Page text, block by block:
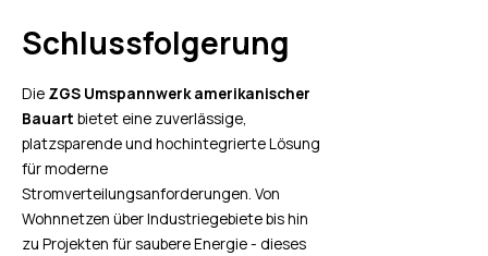
Schlussfolgerung
Die ZGS Umspannwerk amerikanischer
Bauart bietet eine zuverlässige,
platzsparende und hochintegrierte Lösung
für moderne
Stromverteilungsanforderungen. Von
Wohnnetzen über Industriegebiete bis hin
zu Projekten für saubere Energie - dieses